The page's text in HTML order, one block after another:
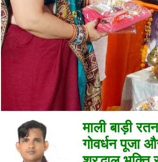
माली बाड़ी
गोवर्धन पूजा